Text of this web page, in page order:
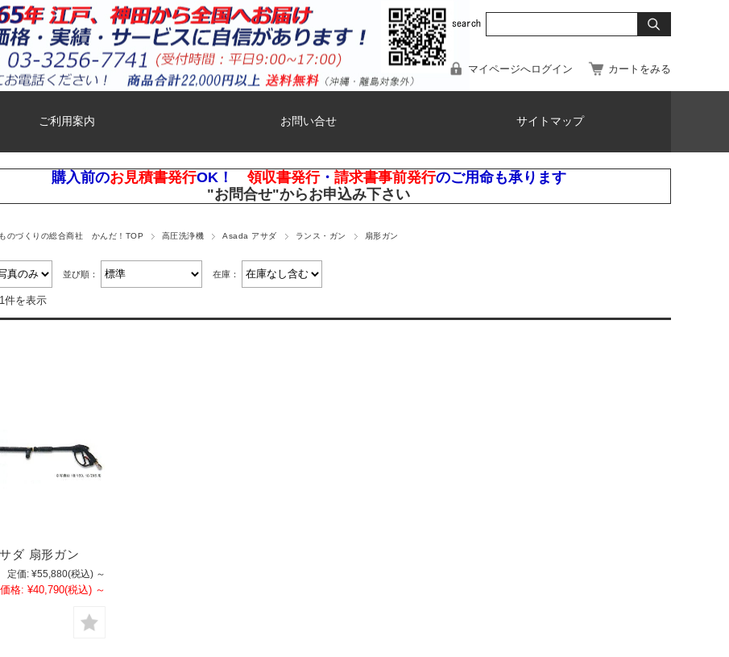
マイページへログイン カートをみる
ご利用案内 お問い合せ サイトマップ
購入前のお見積書発行OK！ 領収書発行・ 請求書事前発行のご用命も承ります
"お問合せ"からお申込み下さい
のづくりの総合商社 かんだ！TOP 高圧洗浄機 Asada アサダ ランス・ガン 扇形ガン
並び順： 在庫：
件を表示
ダ 扇形ガン
定価: ¥55,880(税込) ～
価格: ¥40,790(税込) ～